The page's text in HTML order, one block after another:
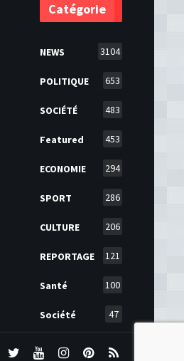
Catégorie
NEWS 3104
POLITIQUE 653
SOCIÉTÉ 483
Featured 453
ECONOMIE 294
SPORT 286
CULTURE 206
REPORTAGE 121
Santé 100
Société 47